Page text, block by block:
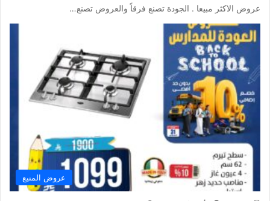
عروض الاكثر مبيعا . الجودة تصنع فرقاً والعروض تصنع…
عروض المنيع